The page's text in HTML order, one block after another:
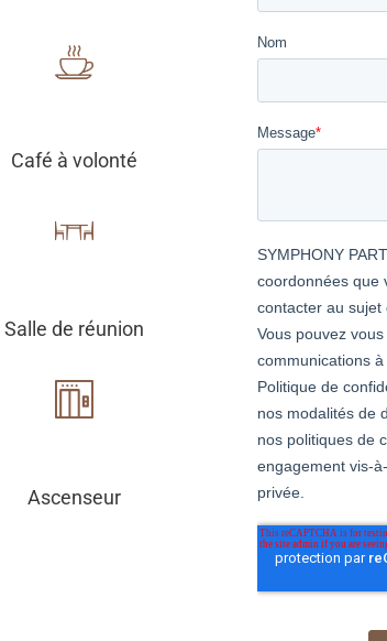
Café à volonté
Salle de réunion
Ascenseur